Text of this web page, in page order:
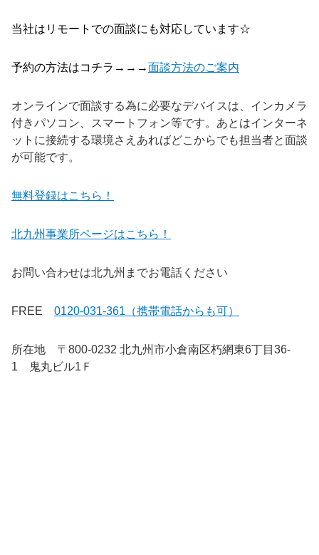
当社はリモートでの面談にも対応しています☆
予約の方法はコチラ→→→面談方法のご案内
オンラインで面談する為に必要なデバイスは、インカメラ
付きパソコン、スマートフォン等です。あとはインターネ
ットに接続する環境さえあればどこからでも担当者と面談
が可能です。
無料登録はこちら！
北九州事業所ページはこちら！
お問い合わせは北九州までお電話ください
FREE 0120-031-361（携帯電話からも可）
所在地 〒800-0232 北九州市小倉南区朽網東6丁目36-
1 鬼丸ビル1Ｆ